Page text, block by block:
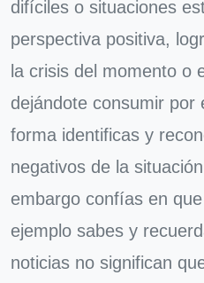
difíciles o situaciones
perspectiva positiva,
la crisis del momento o
dejándote consumir por
forma identificas y
negativos de la
embargo confías en
ejemplo sabes y
noticias no significan